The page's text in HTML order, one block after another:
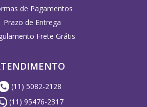
de Pagamentos
Prazo de Entrega
Frete Grátis
(11) 5082-2128
(11) 95476-2317